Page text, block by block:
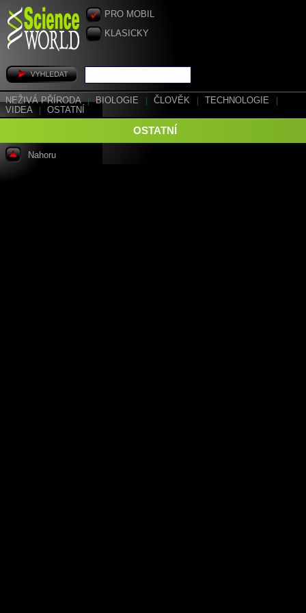
PRO MOBIL
KLASICKY
NEŽIVÁ PŘÍRODA | BIOLOGIE ČLOVĚK TECHNOLOGIE
VIDEA
OSTATNÍ
OSTATNÍ
Nahoru